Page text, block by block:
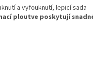
a vyfouknutí, lepicí sada
ploutve poskytují